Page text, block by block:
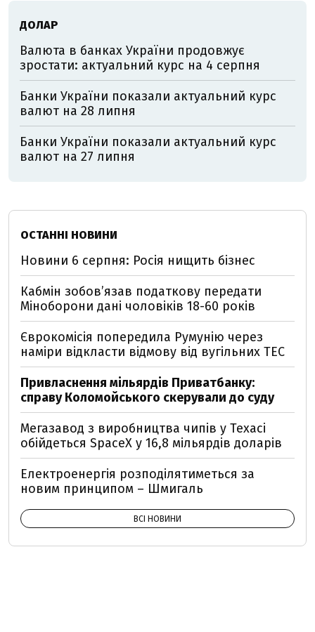
ДОЛАР
Валюта в банках України продовжує
зростати: актуальний курс на 4 серпня
Банки України показали актуальний курс
валют на 28 липня
Банки України показали актуальний курс
валют на 27 липня
ОСТАННІ НОВИНИ
Новини 6 серпня: Росія нищить бізнес
Кабмін зобовʼязав податкову передати
Міноборони дані чоловіків 18-60 років
Єврокомісія попередила Румунію через
наміри відкласти відмову від вугільних ТЕС
Привласнення мільярдів Приватбанку:
справу Коломойського скерували до суду
Мегазавод з виробництва чипів у Техасі
обійдеться SpaceX у 16,8 мільярдів доларів
Електроенергія розподілятиметься за
новим принципом – Шмигаль
ВСІ НОВИНИ